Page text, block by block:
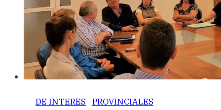
DE INTERES | PROVINCIALES